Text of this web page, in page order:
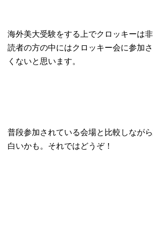
海外美大受験をする上でクロッキーは非
読者の方の中にはクロッキー会に参加
くないと思います。
普段参加されている会場と比較しなが
白いかも。それではどうぞ！